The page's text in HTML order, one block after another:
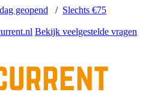
geopend / Slechts €75
Bekijk veelgestelde vragen